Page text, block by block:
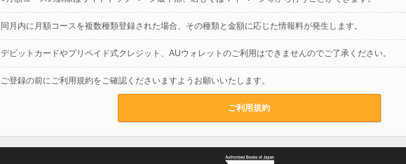
同月内に月額コースを複数種類登録された場合、その種類と金額に応じた情報料が発生します。
デビットカードやプリペイド式クレジット、AUウォレットのご利用はできませんのでご了承ください。
ご登録の前にご利用規約をご確認くださいますようお願いいたします。
ご利用規約